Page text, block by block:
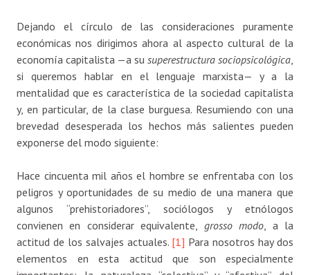
Dejando el círculo de las consideraciones puramente
económicas nos dirigimos ahora al aspecto cultural de la
economía capitalista —a su superestructura sociopsicológica
si queremos hablar en el lenguaje marxista— y a la
mentalidad que es característica de la sociedad capitalista
y, en particular, de la clase burguesa. Resumiendo con una
brevedad desesperada los hechos más salientes pueden
exponerse del modo siguiente:
Hace cincuenta mil años el hombre se enfrentaba con los
peligros y oportunidades de su medio de una manera que
algunos “prehistoriadores”, sociólogos y etnólogos
convienen en considerar equivalente, grosso modo , a la
actitud de los salvajes actuales. [1] Para nosotros hay dos
elementos en esta actitud que son especialmente